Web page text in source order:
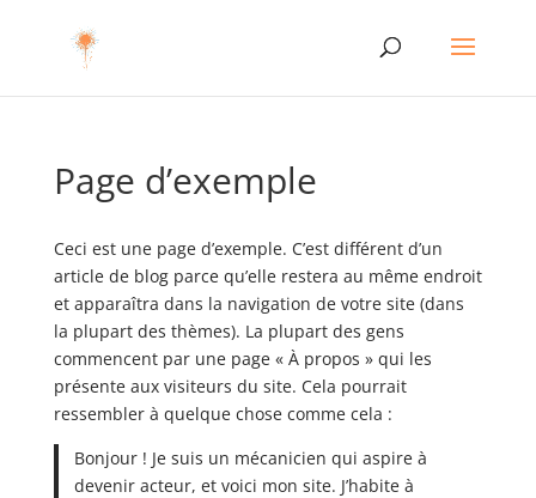
Page d’exemple
Ceci est une page d’exemple. C’est différent d’un
article de blog parce qu’elle restera au même endroit
et apparaîtra dans la navigation de votre site (dans
la plupart des thèmes). La plupart des gens
commencent par une page « À propos » qui les
présente aux visiteurs du site. Cela pourrait
ressembler à quelque chose comme cela :
Bonjour ! Je suis un mécanicien qui aspire à
devenir acteur, et voici mon site. J’habite à